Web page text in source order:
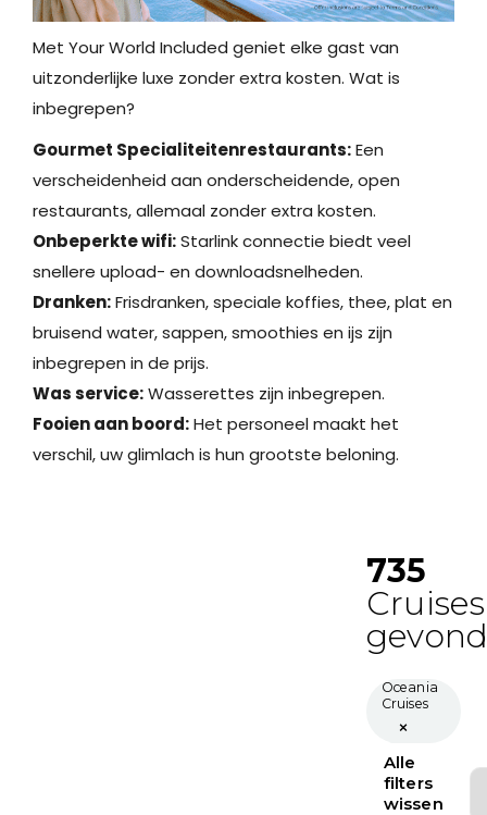
Met Your World Included geniet elke gast van
uitzonderlijke luxe zonder extra kosten. Wat is
inbegrepen?
Gourmet Specialiteitenrestaurants:Een
verscheidenheid aan onderscheidende, open
restaurants, allemaal zonder extra kosten.
Onbeperkte wifi:Starlink connectie biedt veel
snellere upload- en downloadsnelheden.
Dranken:Frisdranken, speciale koffies, thee, plat en
bruisend water, sappen, smoothies en ijs zijn
inbegrepen in de prijs.
Was service:Wasserettes zijn inbegrepen.
Fooien aan boord:Het personeel maakt het
verschil, uw glimlach is hun grootste beloning.